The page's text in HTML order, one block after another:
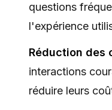
questions
l'expérience
Réduction des
interactions
réduire leurs